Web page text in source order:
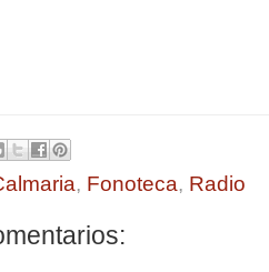
, Fonoteca, Radio